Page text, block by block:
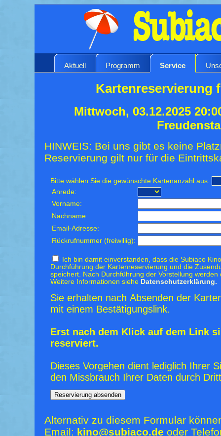
Aktuell Programm Service
Kartenreservierung
Mittwoch, 03.12.2025
HINWEIS: Bei uns gibt es keine
Reservierung gilt nur für die
Bitte wählen Sie die gewünschte Kartenanzahl aus:
Anrede:
Vorname:
Nachname:
Email-Adresse:
Rückrufnummer (freiwillig):
Ich bin damit einverstanden, dass die Subiaco
Durchführung der Kartenreservierung und die
speichert. Nach Durchführung der Vorstellung
Weitere Informationen siehe Datenschutzerklärung.
Sie erhalten nach Absenden der
mit einem Bestätigungslink.
Erst nach dem Klick auf dem Link
reserviert.
Dieses Vorgehen dient lediglich Ihrer
den Missbrauch Ihrer Daten durch
Alternativ zu diesem Formular
Email: kino@subiaco.de oder